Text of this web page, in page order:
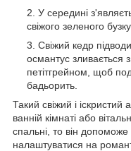
У середині
свіжого зеленого
Свіжий кедр
османтус зливається
петітгрейном, щоб
бадьорить.
Такий свіжий і
ванній кімнаті або
спальні, то він допоможе
налаштуватися на